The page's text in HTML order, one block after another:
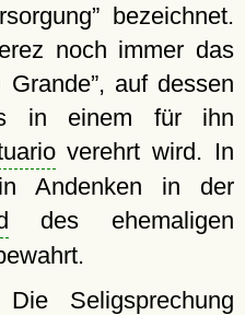
bezeichnet.
noch immer das
Grande , auf dessen
in einem für ihn
verehrt wird. In
Andenken in der
des ehemaligen
Die Seligsprechung